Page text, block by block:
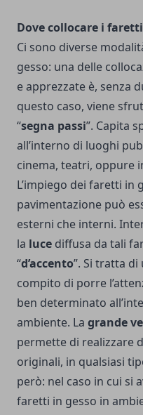
Dove collocare i
Ci sono diverse
gesso: una delle
e apprezzate è, senza
questo caso, viene
“segna passi”. Capita
all’interno di luoghi
cinema, teatri, oppure
L’impiego dei faretti in
pavimentazione può
esterni che interni.
la luce diffusa da tali
“d’accento”. Si tratta di
compito di porre
ben determinato
ambiente. La grande
permette di realizzare
originali, in qualsiasi
però: nel caso in cui si
faretti in gesso in